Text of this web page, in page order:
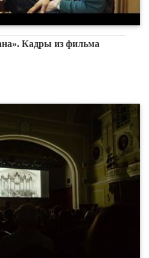
Кадры из фильма